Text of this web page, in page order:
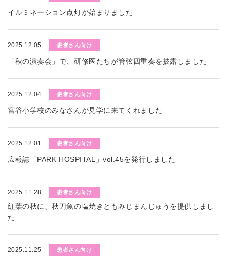
イルミネーション点灯が始まりました
2025.12.05 患者さん向け
「秋の演奏会」で、研修医たちが管弦四重奏を披露しました
2025.12.04 患者さん向け
宮谷小学校のみなさんが見学に来てくれました
2025.12.01 患者さん向け
広報誌「PARK HOSPITAL」vol.45を発行しました
2025.11.28 患者さん向け
紅葉の秋に、秋刀魚の塩焼きともみじまんじゅうを提供しまし
た
2025.11.25 患者さん向け